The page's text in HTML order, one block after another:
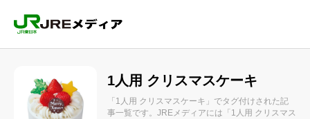
1人用 クリスマスケーキ
「1人用 クリスマスケーキ」でタグ付けされた記
事一覧です。JREメディアには「1人用 クリスマス